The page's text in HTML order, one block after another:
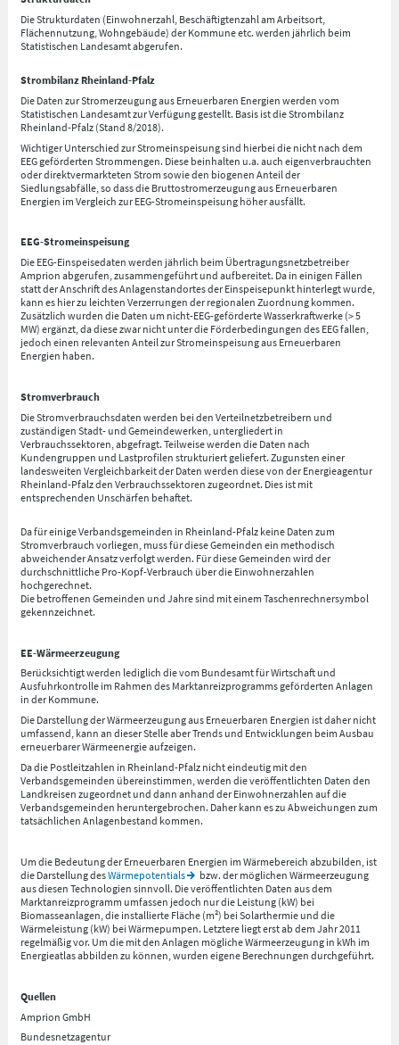
Die Strukturdaten (Einwohnerzahl, Beschäftigtenzahl am Arbeitsort,
Flächennutzung, Wohngebäude) der Kommune etc. werden jährlich beim
Statistischen Landesamt abgerufen.
Strombilanz Rheinland-Pfalz
Die Daten zur Stromerzeugung aus Erneuerbaren Energien werden vom
Statistischen Landesamt zur Verfügung gestellt. Basis ist die Strombilanz
Rheinland-Pfalz (Stand 8/2018).
Wichtiger Unterschied zur Stromeinspeisung sind hierbei die nicht nach dem
EEG geförderten Strommengen. Diese beinhalten u.a. auch eigenverbrauchten
oder direktvermarkteten Strom sowie den biogenen Anteil der
Siedlungsabfälle, so dass die Bruttostromerzeugung aus Erneuerbaren
Energien im Vergleich zur EEG-Stromeinspeisung höher ausfällt.
EEG-Stromeinspeisung
Die EEG-Einspeisedaten werden jährlich beim Übertragungsnetzbetreiber
Amprion abgerufen, zusammengeführt und aufbereitet. Da in einigen Fällen
statt der Anschrift des Anlagenstandortes der Einspeisepunkt hinterlegt wurde,
kann es hier zu leichten Verzerrungen der regionalen Zuordnung kommen.
Zusätzlich wurden die Daten um nicht-EEG-geförderte Wasserkraftwerke (> 5
MW) ergänzt, da diese zwar nicht unter die Förderbedingungen des EEG fallen,
jedoch einen relevanten Anteil zur Stromeinspeisung aus Erneuerbaren
Energien haben.
Stromverbrauch
Die Stromverbrauchsdaten werden bei den Verteilnetzbetreibern und
zuständigen Stadt- und Gemeindewerken, untergliedert in
Verbrauchssektoren, abgefragt. Teilweise werden die Daten nach
Kundengruppen und Lastprofilen strukturiert geliefert. Zugunsten einer
landesweiten Vergleichbarkeit der Daten werden diese von der Energieagentur
Rheinland-Pfalz den Verbrauchssektoren zugeordnet. Dies ist mit
entsprechenden Unschärfen behaftet.
Da für einige Verbandsgemeinden in Rheinland-Pfalz keine Daten zum
Stromverbrauch vorliegen, muss für diese Gemeinden ein methodisch
abweichender Ansatz verfolgt werden. Für diese Gemeinden wird der
durchschnittliche Pro-Kopf-Verbrauch über die Einwohnerzahlen
hochgerechnet.
Die betroffenen Gemeinden und Jahre sind mit einem Taschenrechnersymbol
gekennzeichnet.
EE-Wärmeerzeugung
Berücksichtigt werden lediglich die vom Bundesamt für Wirtschaft und
Ausfuhrkontrolle im Rahmen des Marktanreizprogramms geförderten Anlagen
in der Kommune.
Die Darstellung der Wärmeerzeugung aus Erneuerbaren Energien ist daher nicht
umfassend, kann an dieser Stelle aber Trends und Entwicklungen beim Ausbau
erneuerbarer Wärmeenergie aufzeigen.
Da die Postleitzahlen in Rheinland-Pfalz nicht eindeutig mit den
Verbandsgemeinden übereinstimmen, werden die veröffentlichten Daten den
Landkreisen zugeordnet und dann anhand der Einwohnerzahlen auf die
Verbandsgemeinden heruntergebrochen. Daher kann es zu Abweichungen zum
tatsächlichen Anlagenbestand kommen.
Um die Bedeutung der Erneuerbaren Energien im Wärmebereich abzubilden, ist
die Darstellung desWärmepotentials
bzw. der möglichen Wärmeerzeugung
aus diesen Technologien sinnvoll. Die veröffentlichten Daten aus dem
Marktanreizprogramm umfassen jedoch nur die Leistung (kW) bei
Biomasseanlagen, die installierte Fläche (m²) bei Solarthermie und die
Wärmeleistung (kW) bei Wärmepumpen. Letztere liegt erst ab dem Jahr 2011
regelmäßig vor. Um die mit den Anlagen mögliche Wärmeerzeugung in kWh im
Energieatlas abbilden zu können, wurden eigene Berechnungen durchgeführt.
Quellen
Amprion GmbH
Bundesnetzagentur